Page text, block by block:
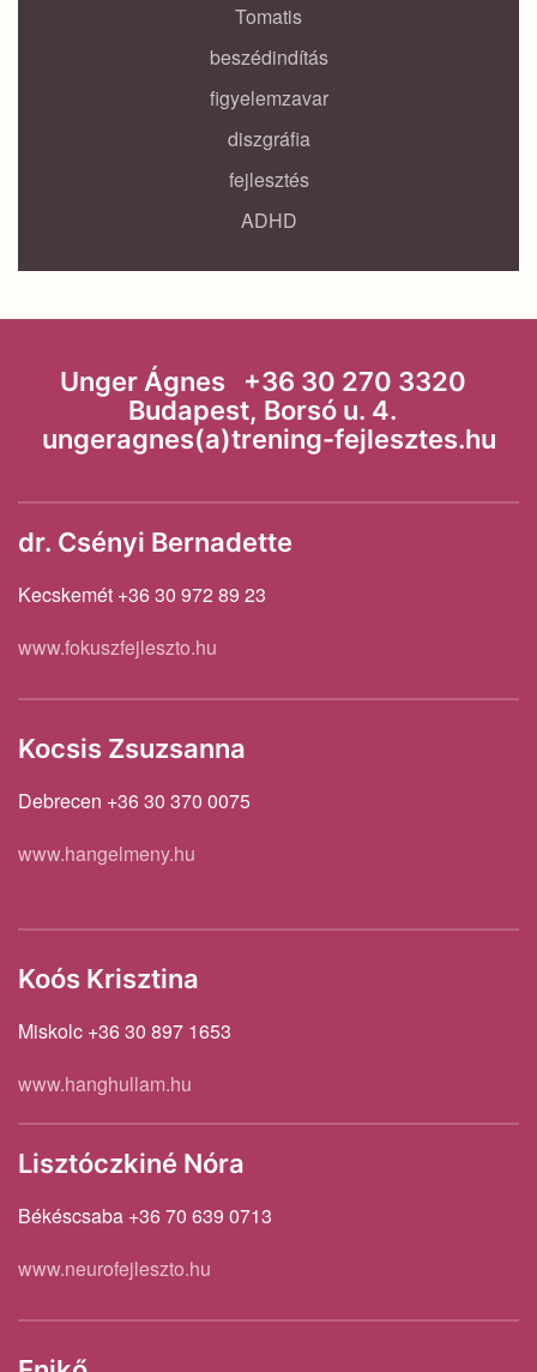
Tomatis
beszédindítás
figyelemzavar
diszgráfia
fejlesztés
ADHD
Unger Ágnes +36 30 270 3320
Budapest, Borsó u. 4.
ungeragnes(a)trening-fejlesztes.hu
dr. Csényi Bernadette
Kecskemét +36 30 972 89 23
www.fokuszfejleszto.hu
Kocsis Zsuzsanna
Debrecen +36 30 370 0075
www.hangelmeny.hu
Koós Krisztina
Miskolc +36 30 897 1653
www.hanghullam.hu
Lisztóczkiné Nóra
Békéscsaba +36 70 639 0713
www.neurofejleszto.hu